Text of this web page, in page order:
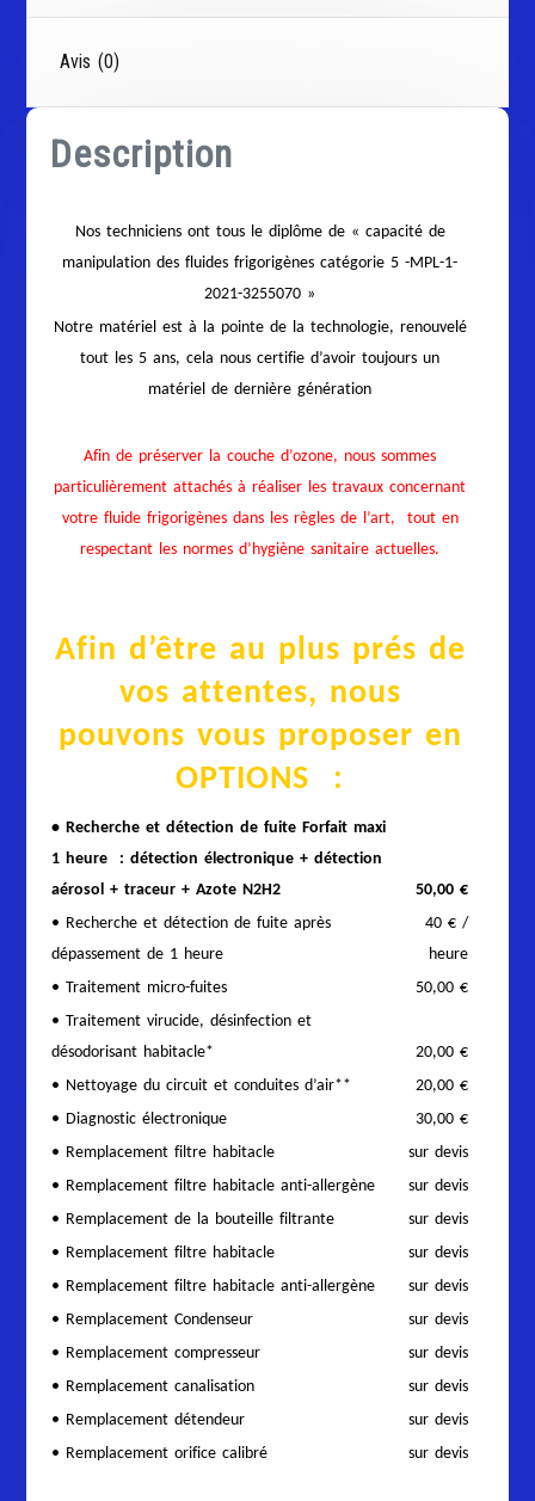
Avis (0)
Description
Nos techniciens ont tous le diplôme de « capacité de
manipulation des fluides frigorigènes catégorie 5 -MPL-1-
2021-3255070 »
Notre matériel est à la pointe de la technologie, renouvelé
tout les 5 ans, cela nous certifie d’avoir toujours un
matériel de dernière génération
Afin de préserver la couche d’ozone, nous sommes
particulièrement attachés à réaliser les travaux concernant
votre fluide frigorigènes dans les règles de l’art, tout en
respectant les normes d’hygiène sanitaire actuelles.
Afin d’être au plus prés de
vos attentes, nous
pouvons vous proposer en
OPTIONS :
• Recherche et détection de fuite Forfait maxi
1 heure : détection électronique + détection
aérosol + traceur + Azote N2H2
50,00 €
• Recherche et détection de fuite après
dépassement de 1 heure
40 € /
heure
• Traitement micro-fuites
50,00 €
• Traitement virucide, désinfection et
désodorisant habitacle*
20,00 €
• Nettoyage du circuit et conduites d’air**
20,00 €
• Diagnostic électronique
30,00 €
• Remplacement filtre habitacle
sur devis
• Remplacement filtre habitacle anti-allergène
sur devis
• Remplacement de la bouteille filtrante
sur devis
• Remplacement filtre habitacle
sur devis
• Remplacement filtre habitacle anti-allergène
sur devis
• Remplacement Condenseur
sur devis
• Remplacement compresseur
sur devis
• Remplacement canalisation
sur devis
• Remplacement détendeur
sur devis
• Remplacement orifice calibré
sur devis